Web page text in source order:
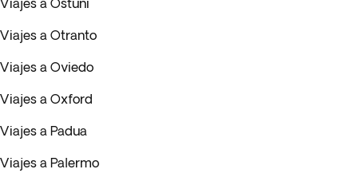
Viajes a Ostuni
Viajes a Otranto
Viajes a Oviedo
Viajes a Oxford
Viajes a Padua
Viajes a Palermo